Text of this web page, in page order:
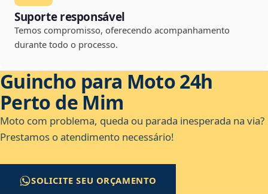
Suporte responsável
Temos compromisso, oferecendo acompanhamento
durante todo o processo.
Guincho para Moto 24h
Perto de Mim
Moto com problema, queda ou parada inesperada na via?
Prestamos o atendimento necessário!
SOLICITE SEU ORÇAMENTO